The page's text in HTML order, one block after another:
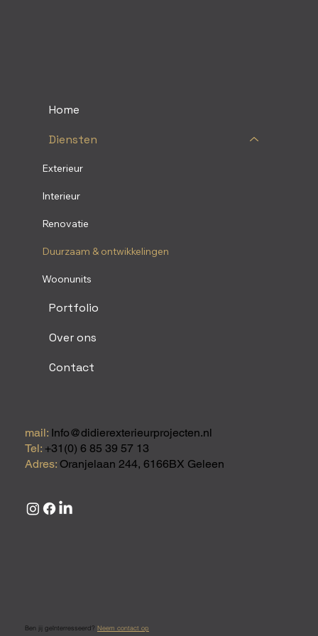
mail: Info@didierexterieurprojecten.nl
Tel:+31(0) 6 85 39 57 13
Adres: Oranjelaan 244, 6166BX Geleen
Ben jij geïnterresseerd? Neem contact op
Home
Diensten
Exterieur
Interieur
Renovatie
Duurzaam & ontwikkelingen
Woonunits
Portfolio
Over ons
Contact